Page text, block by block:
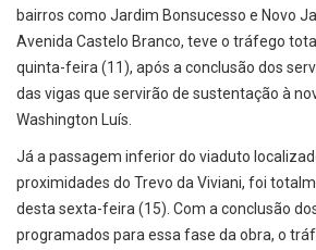
bairros como Jardim Bonsucesso e Novo
Avenida Castelo Branco, teve o tráfego
quinta-feira (11), após a conclusão dos
das vigas que servirão de sustentação à
Washington Luís.
Já a passagem inferior do viaduto
proximidades do Trevo da Viviani, foi
desta sexta-feira (15). Com a conclusão
programados para essa fase da obra, o